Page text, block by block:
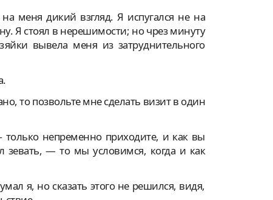
меня дикий взгляд. Я испугался не на
Я стоял в нерешимости; но чрез минуту
вывела меня из затруднительного
то позвольте мне сделать визит в один
непременно приходите, и как вы
зевать, — то мы условимся, когда и как
я, но сказать этого не решился, видя,